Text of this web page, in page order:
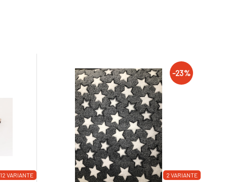
12 VARIANTE 2 VARIANTE
-23%